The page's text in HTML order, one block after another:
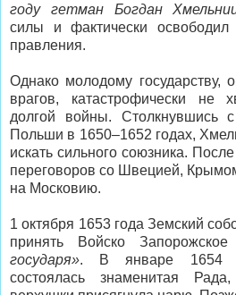
году гетман Богдан
силы и фактически освободил
правления.
Однако молодому государству,
врагов, катастрофически не
долгой войны. Столкнувшись
Польши в 1650–1652 годах,
искать сильного союзника.
переговоров со Швецией,
на Московию.
1 октября 1653 года Земский
принять Войско
государя». В январе 1654
состоялась знаменитая